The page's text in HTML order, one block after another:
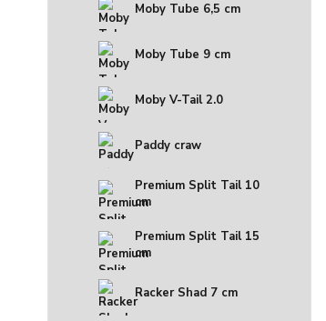
Moby Tube 6,5 cm
Moby Tube 9 cm
Moby V-Tail 2.0
Paddy craw
Premium Split Tail 10
cm
Premium Split Tail 15
cm
Racker Shad 7 cm